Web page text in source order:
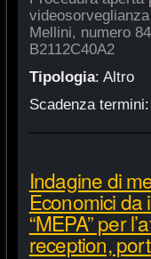
Mellini, numero
B2112C40A2
Tipologia: Altro
Scadenza termini:
Indagine di
Economici da
“MEPA” per
reception,